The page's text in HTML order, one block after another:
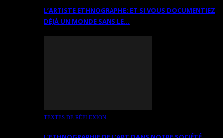
L’ARTISTE ETHNOGRAPHE: ET SI VOUS DOCUMENTIEZ
DÉJÀ UN MONDE SANS LE…
TEXTES DE RÉFLEXION